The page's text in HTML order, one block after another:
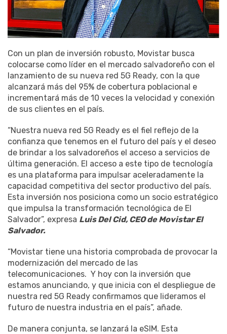
Con un plan de inversión robusto, Movistar busca
colocarse como líder en el mercado salvadoreño con el
lanzamiento de su nueva red 5G Ready, con la que
alcanzará más del 95% de cobertura poblacional e
incrementará más de 10 veces la velocidad y conexión
de sus clientes en el país.
“Nuestra nueva red 5G Ready es el fiel reflejo de la
confianza que tenemos en el futuro del país y el deseo
de brindar a los salvadoreños el acceso a servicios de
última generación. El acceso a este tipo de tecnología
es una plataforma para impulsar aceleradamente la
capacidad competitiva del sector productivo del país.
Esta inversión nos posiciona como un socio estratégico
que impulsa la transformación tecnológica de El
Salvador”, expresa Luis Del Cid, CEO de Movistar El
Salvador.
“Movistar tiene una historia comprobada de provocar la
modernización del mercado de las
telecomunicaciones. Y hoy con la inversión que
estamos anunciando, y que inicia con el despliegue de
nuestra red 5G Ready confirmamos que lideramos el
futuro de nuestra industria en el país”, añade.
De manera conjunta, se lanzará la eSIM. Esta